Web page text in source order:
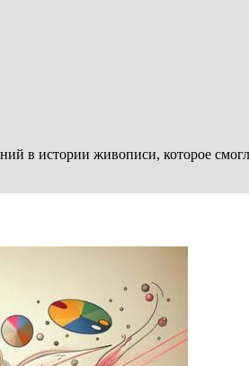
в истории живописи, которое